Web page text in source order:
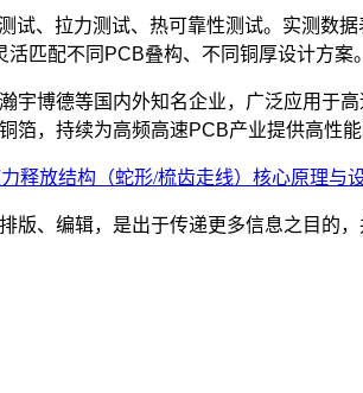
、拉力测试、热可靠性测试。实测数
匹配不同PCB叠构、不同铜厚设计方案。
博德等国内外知名企业，广泛应用于
，持续为高频高速PCB产业提供高性能
释放结构（蛇形/梳齿走线）核心原理与
、编辑，是出于传递更多信息之目的